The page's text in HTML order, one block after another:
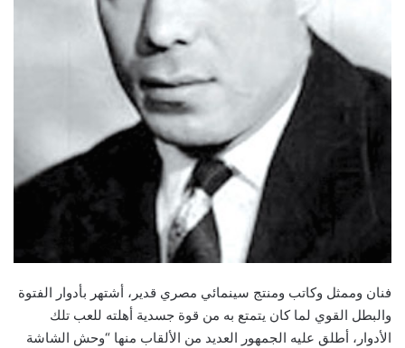
فنان وممثل وكاتب ومنتج سينمائي مصري قدير، أشتهر بأدوار الفتوة
والبطل القوي لما كان يتمتع به من قوة جسدية أهلته للعب تلك
الأدوار، أطلق عليه الجمهور العديد من الألقاب منها “وحش الشاشة